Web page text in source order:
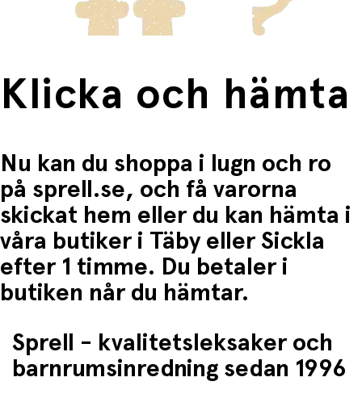
Ålder:Från 3 år
Klicka och hämta
Nu kan du shoppa i lugn och ro
på sprell.se, och få varorna
skickat hem eller du kan hämta i
våra butiker i Täby eller Sickla
efter 1 timme. Du betaler i
butiken når du hämtar.
Sprell - kvalitetsleksaker och
barnrumsinredning sedan 1996